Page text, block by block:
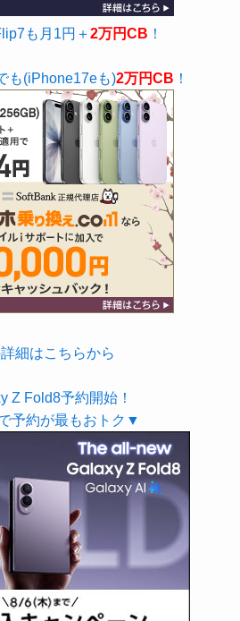
も月1円＋2万円CB ！
も(iPhone17eも)2万円CB ！
細はこちらから
Z Fold8予約開始！
予約が最もおトク▼